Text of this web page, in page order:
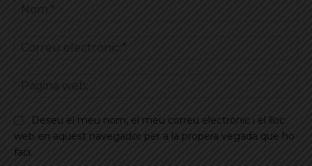
Deseu el meu nom, el meu correu electrònic i el lloc
web en aquest navegador per a la propera vegada que ho
faci.